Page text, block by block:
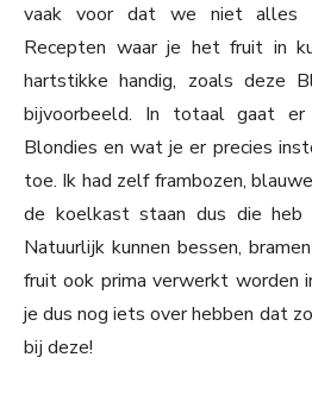
vaak voor dat we niet alles
Recepten waar je het fruit in
hartstikke handig, zoals deze
bijvoorbeeld. In totaal gaat
Blondies en wat je er precies
toe. Ik had zelf frambozen,
de koelkast staan dus die heb
Natuurlijk kunnen bessen,
fruit ook prima verwerkt worden
je dus nog iets over hebben dat
bij deze!